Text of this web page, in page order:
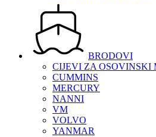
BRODOVI
CIJEVI ZA OSOVINSKI
CUMMINS
MERCURY
NANNI
VM
VOLVO
YANMAR